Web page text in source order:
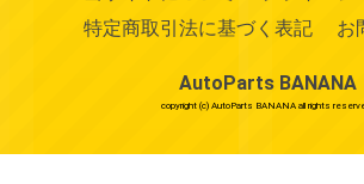
特定商取引法に基づく表記
お
AutoParts BANANA
copyright (c) AutoParts BANANA all rights